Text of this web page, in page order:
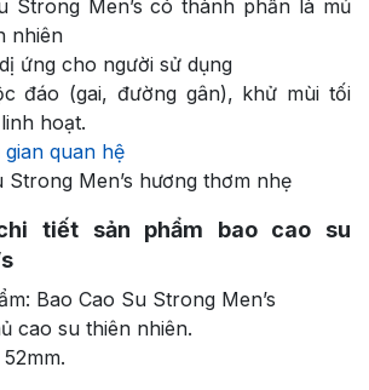
Strong Men’s có thành phần là mủ
nhiên
ứng cho người sử dụng
đáo (gai, đường gân), khử mùi tối
hoạt.
gian quan hệ
Strong Men’s hương thơm nhẹ
tiết sản phẩm bao cao su
Bao Cao Su Strong Men’s
cao su thiên nhiên.